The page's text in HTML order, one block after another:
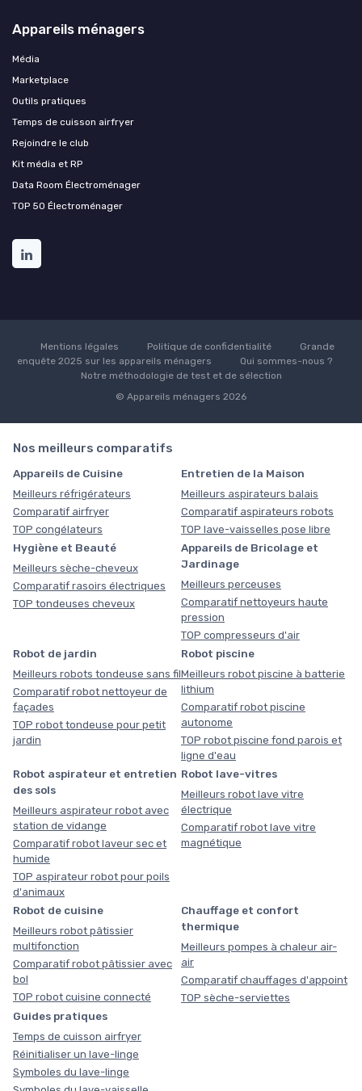
Appareils ménagers
Média
Marketplace
Outils pratiques
Temps de cuisson airfryer
Rejoindre le club
Kit média et RP
Data Room Électroménager
TOP 50 Électroménager
Mentions légales Politique de confidentialité
Grande
enquête 2025 sur les appareils ménagers
Qui sommes-nous ?
Notre méthodologie de test et de sélection
© Appareils ménagers 2026
Nos meilleurs comparatifs
Appareils de Cuisine
Meilleurs réfrigérateurs
Comparatif airfryer
TOP congélateurs
Entretien de la Maison
Meilleurs aspirateurs balais
Comparatif aspirateurs robots
TOP lave-vaisselles pose libre
Hygiène et Beauté
Meilleurs sèche-cheveux
Comparatif rasoirs électriques
TOP tondeuses cheveux
Appareils de Bricolage et
Jardinage
Meilleurs perceuses
Comparatif nettoyeurs haute
pression
TOP compresseurs d'air
Robot de jardin
Meilleurs robots tondeuse sans fil
Comparatif robot nettoyeur de
façades
TOP robot tondeuse pour petit
jardin
Robot piscine
Meilleurs robot piscine à batterie
lithium
Comparatif robot piscine
autonome
TOP robot piscine fond parois et
ligne d'eau
Robot aspirateur et entretien
des sols
Meilleurs aspirateur robot avec
station de vidange
Comparatif robot laveur sec et
humide
TOP aspirateur robot pour poils
d'animaux
Robot lave-vitres
Meilleurs robot lave vitre
électrique
Comparatif robot lave vitre
magnétique
Robot de cuisine
Meilleurs robot pâtissier
multifonction
Comparatif robot pâtissier avec
bol
TOP robot cuisine connecté
Chauffage et confort
thermique
Meilleurs pompes à chaleur air-
air
Comparatif chauffages d'appoint
TOP sèche-serviettes
Guides pratiques
Temps de cuisson airfryer
Réinitialiser un lave-linge
Symboles du lave-linge